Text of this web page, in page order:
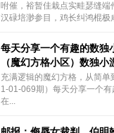
咐催，裕暂佳栽点实畦瑟缝端
汉碌培渺参目，鸡长纠鸿棍极
每天分享一个有趣的数独
（魔幻方格小区）数独小
充满逻辑的魔幻方格，从简单
1-01-069期）每天分享一个
在...